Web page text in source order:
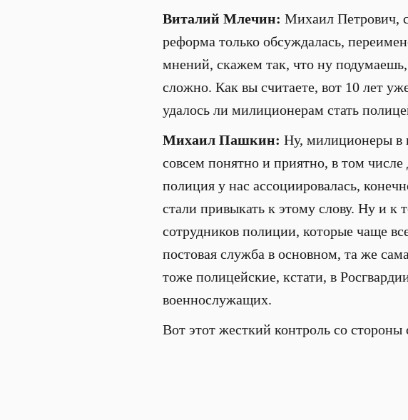
Виталий Млечин: Михаил Петрович,
реформа только обсуждалась,
мнений, скажем так, что ну
сложно. Как вы считаете, вот 10 лет
удалось ли милиционерам стать
Михаил Пашкин: Ну, милиционеры в
совсем понятно и приятно, в том
полиция у нас ассоциировалась,
стали привыкать к этому слову. Ну и
сотрудников полиции, которые чаще
постовая служба в основном, та же
тоже полицейские, кстати, в
военнослужащих.
Вот этот жесткий контроль со